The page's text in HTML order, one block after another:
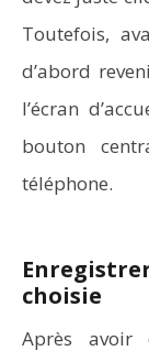
Toutefois,
d’abord
l’écran
bouton
téléphone.
choisie
Après avoir